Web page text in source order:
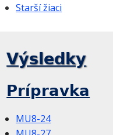
Starší žiaci
Výsledky
Prípravka
MU8-24